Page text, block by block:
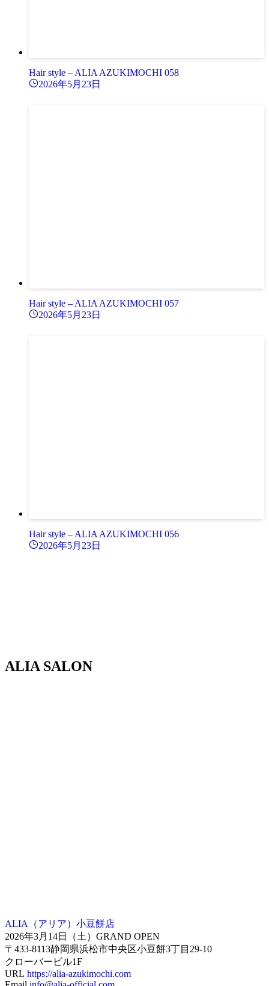
Hair style – ALIA AZUKIMOCHI 058
2026年5月23日
Hair style – ALIA AZUKIMOCHI 057
2026年5月23日
Hair style – ALIA AZUKIMOCHI 056
2026年5月23日
ALIA SALON
ALIA（アリア）小豆餅店
2026年3月14日（土）GRAND OPEN
〒433-8113静岡県浜松市中央区小豆餅3丁目29-10
クローバービル1F
URL https://alia-azukimochi.com